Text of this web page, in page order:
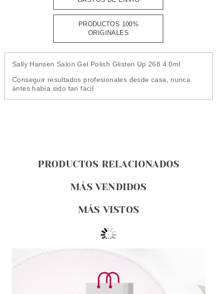
PRODUCTOS 100%
ORIGINALES
Sally Hansen Salon Gel Polish Glisten Up 268 4.0ml
Conseguir resultados profesionales desde casa, nunca
antes había sido tan fácil
PRODUCTOS RELACIONADOS
MÁS VENDIDOS
MÁS VISTOS